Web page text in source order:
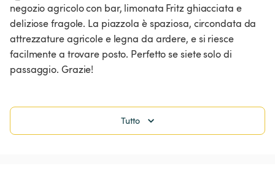
negozio agricolo con bar, limonata Fritz ghiacciata e
deliziose fragole. La piazzola è spaziosa, circondata da
attrezzature agricole e legna da ardere, e si riesce
facilmente a trovare posto. Perfetto se siete solo di
passaggio. Grazie!
Tutto